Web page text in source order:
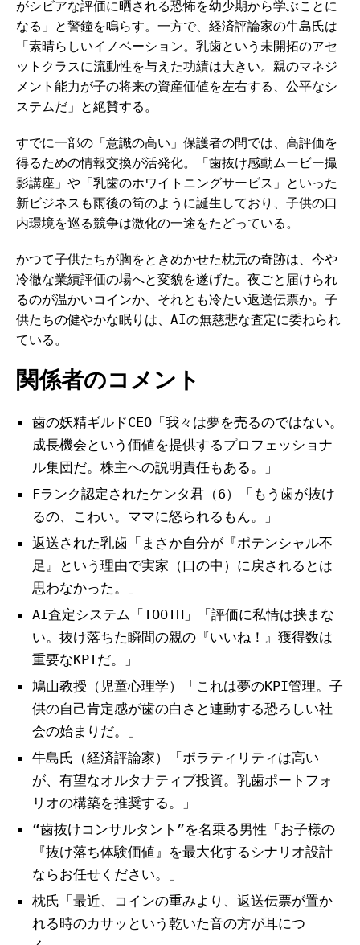
がシビアな評価に晒される恐怖を幼少期から学ぶことに
なる」と警鐘を鳴らす。一方で、経済評論家の牛島氏は
「素晴らしいイノベーション。乳歯という未開拓のアセ
ットクラスに流動性を与えた功績は大きい。親のマネジ
メント能力が子の将来の資産価値を左右する、公平なシ
ステムだ」と絶賛する。
すでに一部の「意識の高い」保護者の間では、高評価を
得るための情報交換が活発化。「歯抜け感動ムービー撮
影講座」や「乳歯のホワイトニングサービス」といった
新ビジネスも雨後の筍のように誕生しており、子供の口
内環境を巡る競争は激化の一途をたどっている。
かつて子供たちが胸をときめかせた枕元の奇跡は、今や
冷徹な業績評価の場へと変貌を遂げた。夜ごと届けられ
るのが温かいコインか、それとも冷たい返送伝票か。子
供たちの健やかな眠りは、AIの無慈悲な査定に委ねられ
ている。
関係者のコメント
歯の妖精ギルドCEO「我々は夢を売るのではない。
成長機会という価値を提供するプロフェッショナ
ル集団だ。株主への説明責任もある。」
Fランク認定されたケンタ君（6）「もう歯が抜け
るの、こわい。ママに怒られるもん。」
返送された乳歯「まさか自分が『ポテンシャル不
足』という理由で実家（口の中）に戻されるとは
思わなかった。」
AI査定システム「TOOTH」「評価に私情は挟まな
い。抜け落ちた瞬間の親の『いいね！』獲得数は
重要なKPIだ。」
鳩山教授（児童心理学）「これは夢のKPI管理。子
供の自己肯定感が歯の白さと連動する恐ろしい社
会の始まりだ。」
牛島氏（経済評論家）「ボラティリティは高い
が、有望なオルタナティブ投資。乳歯ポートフォ
リオの構築を推奨する。」
“歯抜けコンサルタント”を名乗る男性「お子様の
『抜け落ち体験価値』を最大化するシナリオ設計
ならお任せください。」
枕氏「最近、コインの重みより、返送伝票が置か
れる時のカサッという乾いた音の方が耳につ